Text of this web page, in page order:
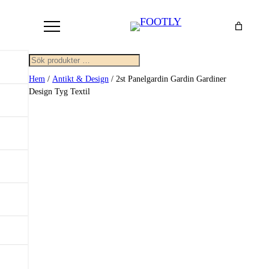
Sök
Hem / Antikt & Design / 2st Panelgardin Gardin Gardiner
Design Tyg Textil